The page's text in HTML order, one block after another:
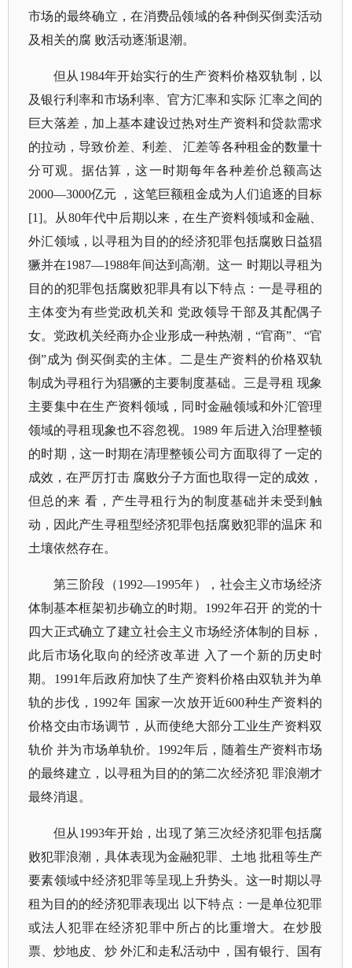
市场的最终确立，在消费品领域的各种倒买倒卖活动
及相关的腐 败活动逐渐退潮。
但从 1984年开始实行的生产资料价格双轨制，以
及银行利率和市场利率、官方汇率和实际 汇率之间的
巨大落差，加上基本建设过热对生产资料和贷款需求
的拉动，导致价差、利差、 汇差等各种租金的数量十
分可观。据估算，这一时期每年各种差价总额高达
2000—3000亿元 ，这笔巨额租金成为人们追逐的目标
[1]。从80年代中后期以来，在生产资料领域和金融、
外汇领域，以寻租为目的的经济犯罪包括腐败日益猖
獗并在1987—1988年间达到高潮。这一 时期以寻租为
目的的犯罪包括腐败犯罪具有以下特点：一是寻租的
主体变为有些党政机关和 党政领导干部及其配偶子
女。党政机关经商办企业形成一种热潮，“官商”、“官
倒”成为 倒买倒卖的主体。二是生产资料的价格双轨
制成为寻租行为猖獗的主要制度基础。三是寻租 现象
主要集中在生产资料领域，同时金融领域和外汇管理
领域的寻租现象也不容忽视。1989 年后进入治理整顿
的时期，这一时期在清理整顿公司方面取得了一定的
成效，在严厉打击 腐败分子方面也取得一定的成效，
但总的来 看，产生寻租行为的制度基础并未受到触
动，因此产生寻租型经济犯罪包括腐败犯罪的温床 和
土壤依然存在。
第三阶段（1992—1995年），社会主义市场经济
体制基本框架初步确立的时期。1992年召开 的党的十
四大正式确立了建立社会主义市场经济体制的目标，
此后市场化取向的经济改革进 入了一个新的历史时
期。1991年后政府加快了生产资料价格由双轨并为单
轨的步伐，1992年 国家一次放开近600种生产资料的
价格交由市场调节，从而使绝大部分工业生产资料双
轨价 并为市场单轨价。1992年后，随着生产资料市场
的最终建立，以寻租为目的的第二次经济犯 罪浪潮才
最终消退。
但从 1993年开始，出现了第三次经济犯罪包括腐
败犯罪浪潮，具体表现为金融犯罪、土地 批租等生产
要素领域中经济犯罪等呈现上升势头。这一时期以寻
租为目的的经济犯罪表现出 以下特点：一是单位犯罪
或法人犯罪在经济犯罪中所占的比重增大。在炒股
票、炒地皮、炒 外汇和走私活动中，国有银行、国有